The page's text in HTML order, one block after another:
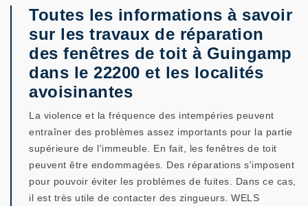
Toutes les informations à savoir
sur les travaux de réparation
des fenêtres de toit à Guingamp
dans le 22200 et les localités
avoisinantes
La violence et la fréquence des intempéries peuvent
entraîner des problèmes assez importants pour la partie
supérieure de l'immeuble. En fait, les fenêtres de toit
peuvent être endommagées. Des réparations s'imposent
pour pouvoir éviter les problèmes de fuites. Dans ce cas,
il est très utile de contacter des zingueurs. WELS